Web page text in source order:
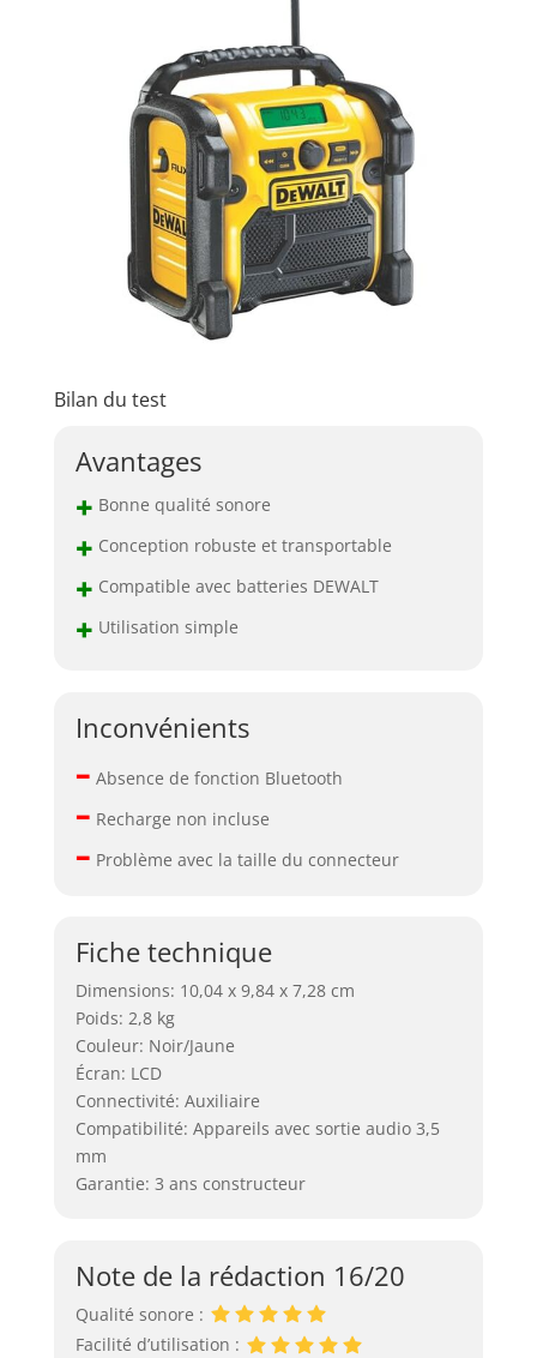
Bilan du test
Avantages
+ Bonne qualité sonore
+ Conception robuste et transportable
+ Compatible avec batteries DEWALT
+ Utilisation simple
Inconvénients
– Absence de fonction Bluetooth
– Recharge non incluse
– Problème avec la taille du connecteur
Fiche technique
Dimensions: 10,04 x 9,84 x 7,28 cm
Poids: 2,8 kg
Couleur: Noir/Jaune
Écran: LCD
Connectivité: Auxiliaire
Compatibilité: Appareils avec sortie audio 3,5
mm
Garantie: 3 ans constructeur
Note de la rédaction 16/20
Qualité sonore :
Facilité d’utilisation :